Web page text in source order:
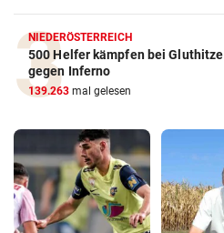
NIEDERÖSTERREICH
500 Helfer kämpfen bei Gluthitze
gegen Inferno
139.263 mal gelesen